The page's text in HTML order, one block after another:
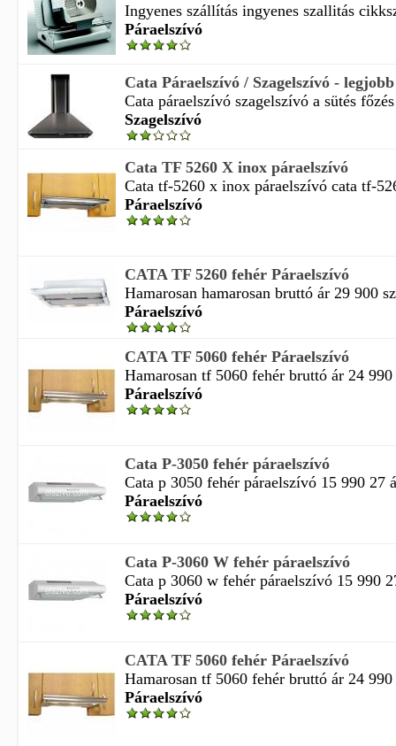
Ingyenes szállítás ingyenes szallitás
Páraelszívó
Cata Páraelszívó / Szagelszívó -
Cata páraelszívó szagelszívó a sütés
Szagelszívó
Cata TF 5260 X inox páraelszívó
Cata tf-5260 x inox páraelszívó cata tf-
Páraelszívó
CATA TF 5260 fehér Páraelszívó
Hamarosan hamarosan bruttó ár 29 900
Páraelszívó
CATA TF 5060 fehér Páraelszívó
Hamarosan tf 5060 fehér bruttó ár 24
Páraelszívó
Cata P-3050 fehér páraelszívó
Cata p 3050 fehér páraelszívó 15 990 27
Páraelszívó
Cata P-3060 W fehér páraelszívó
Cata p 3060 w fehér páraelszívó 15 990
Páraelszívó
CATA TF 5060 fehér Páraelszívó
Hamarosan tf 5060 fehér bruttó ár 24
Páraelszívó